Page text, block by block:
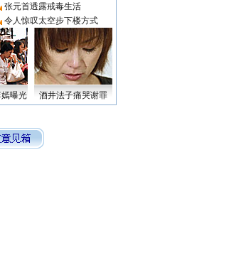
张元首透露戒毒生活
令人惊叹太空步下楼方式
曝光 酒井法子痛哭谢罪